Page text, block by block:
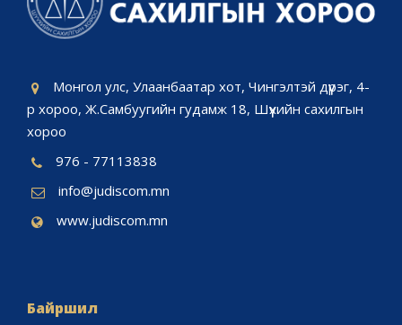
Монгол улс, Улаанбаатар хот, Чингэлтэй дүүрэг, 4-
р хороо, Ж.Самбуугийн гудамж 18, Шүүхийн сахилгын
хороо
976 - 77113838
info@judiscom.mn
www.judiscom.mn
Байршил